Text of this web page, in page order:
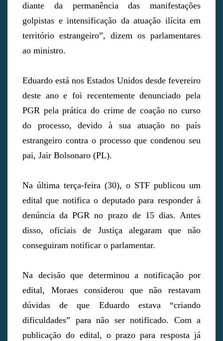
diante da permanência das manifestações
golpistas e intensificação da atuação ilícita em
território estrangeiro”, dizem os parlamentares
ao ministro.
Eduardo está nos Estados Unidos desde fevereiro
deste ano e foi recentemente denunciado pela
PGR pela prática do crime de coação no curso
do processo, devido à sua atuação no país
estrangeiro contra o processo que condenou seu
pai, Jair Bolsonaro (PL).
Na última terça-feira (30), o STF publicou um
edital que notifica o deputado para responder à
denúncia da PGR no prazo de 15 dias. Antes
disso, oficiais de Justiça alegaram que não
conseguiram notificar o parlamentar.
Na decisão que determinou a notificação por
edital, Moraes considerou que não restavam
dúvidas de que Eduardo estava “criando
dificuldades” para não ser notificado. Com a
publicação do edital, o prazo para resposta já